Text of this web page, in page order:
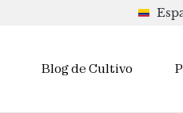
Blog de Cultivo